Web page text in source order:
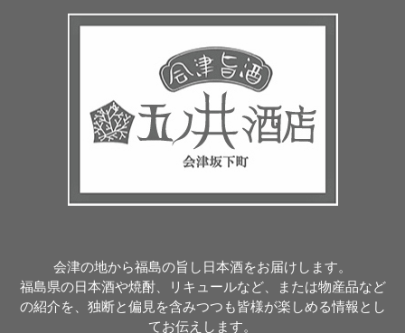
会津の地から福島の旨し日本酒をお届けします。
福島県の日本酒や焼酎、リキュールなど、または物産品など
の紹介を、独断と偏見を含みつつも皆様が楽しめる情報とし
てお伝えします。